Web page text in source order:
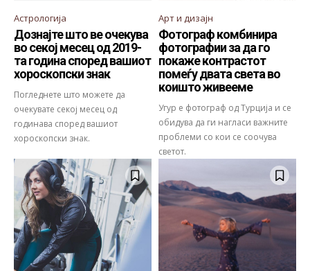
Астрологија
Дознајте што ве очекува
во секој месец од 2019-
та година според вашиот
хороскопски знак
Погледнете што можете да
очекувате секој месец од
годинава според вашиот
хороскопски знак.
Арт и дизајн
Фотограф комбинира
фотографии за да го
покаже контрастот
помеѓу двата света во
коишто живееме
Угур е фотограф од Турција и се
обидува да ги нагласи важните
проблеми со кои се соочува
светот.